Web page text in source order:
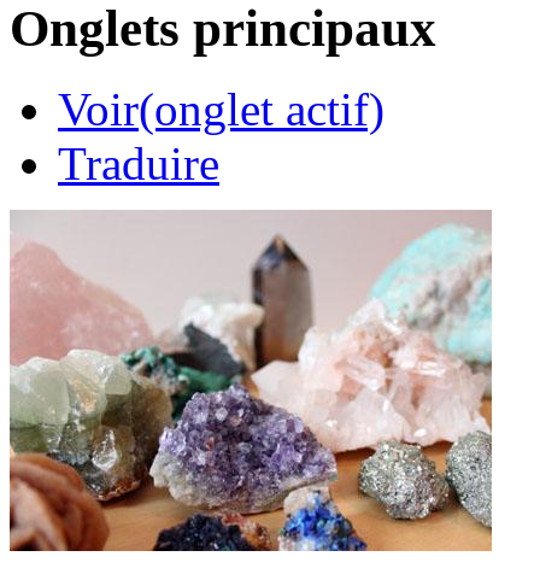
Onglets principaux
Voir(onglet actif)
Traduire